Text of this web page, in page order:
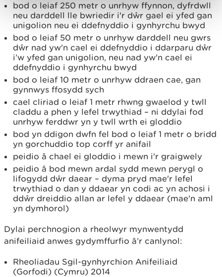
bod o leiaf 250 metr o unrhyw ffynnon, dyfrdwll
neu darddell lle bwriedir i'r dŵr gael ei yfed gan
unigolion neu ei ddefnyddio i gynhyrchu bwyd
bod o leiaf 50 metr o unrhyw darddell neu gwrs
dŵr nad yw'n cael ei ddefnyddio i ddarparu dŵr
i’w yfed gan unigolion, neu nad yw'n cael ei
ddefnyddio i gynhyrchu bwyd
bod o leiaf 10 metr o unrhyw ddraen cae, gan
gynnwys ffosydd sych
cael cliriad o leiaf 1 metr rhwng gwaelod y twll
claddu a phen y lefel trwythiad – ni ddylai fod
unrhyw ferddwr yn y twll wrth ei gloddio
bod yn ddigon dwfn fel bod o leiaf 1 metr o bridd
yn gorchuddio top corff yr anifail
peidio â chael ei gloddio i mewn i'r graigwely
peidio â bod mewn ardal sydd mewn perygl o
lifogydd dŵr daear – dyma pryd mae'r lefel
trwythiad o dan y ddaear yn codi ac yn achosi i
ddŵr dreiddio allan ar lefel y ddaear (mae'n aml
yn dymhorol)
Dylai perchnogion a rheolwyr mynwentydd
anifeiliaid anwes gydymffurfio â’r canlynol:
Rheoliadau Sgil-gynhyrchion Anifeiliaid
(Gorfodi) (Cymru) 2014